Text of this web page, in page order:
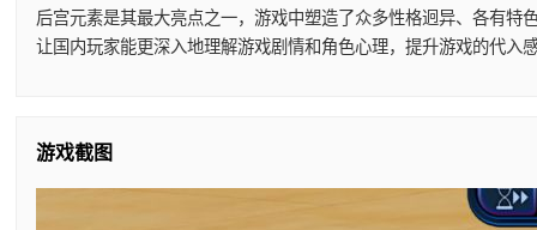
后宫元素是其最大亮点之一，游戏中塑造了众多性格迥异、各有
让国内玩家能更深入地理解游戏剧情和角色心理，提升游戏的代入
游戏截图